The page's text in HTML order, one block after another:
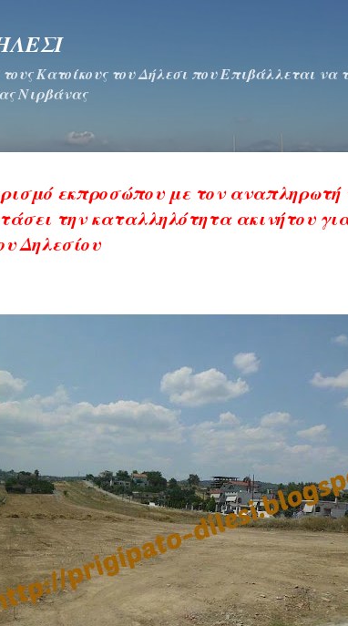
τους Κατοίκους του Δήλεσι που Επιβάλλεται
Νιρβάνας
εκπροσώπου με τον αναπληρωτή
την καταλληλότητα ακινήτου
Δηλεσίου